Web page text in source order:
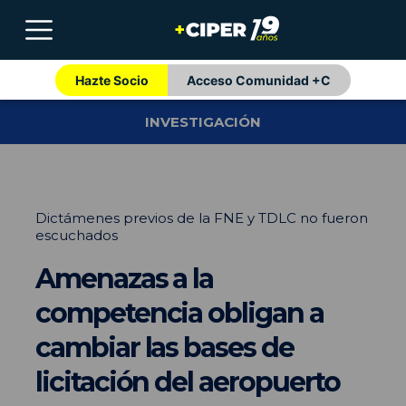
Hazte Socio Acceso Comunidad +C
INVESTIGACIÓN
Dictámenes previos de la FNE y TDLC no fueron
escuchados
Amenazas a la
competencia obligan a
cambiar las bases de
licitación del aeropuerto